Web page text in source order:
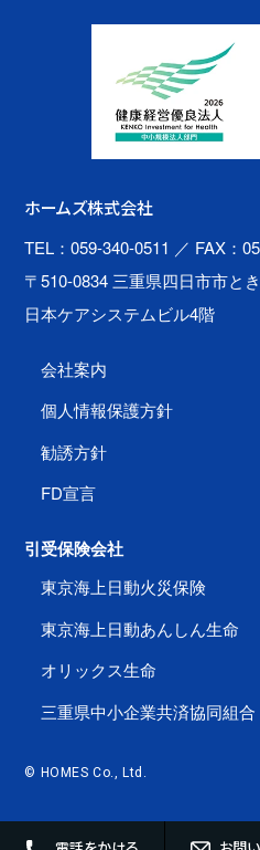
ホームズ株式会社
TEL：059-340-0511 ／ FAX：
〒510-0834 三重県四日市市と
日本ケアシステムビル4階
会社案内
個人情報保護方針
勧誘方針
FD宣言
引受保険会社
東京海上日動火災保険
東京海上日動あんしん生命
オリックス生命
三重県中小企業共済協同組合
© HOMES Co., Ltd.